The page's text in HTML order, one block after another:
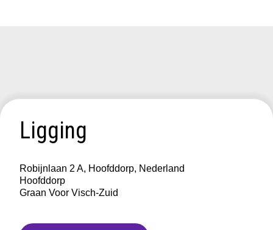
Ligging
Robijnlaan 2 A, Hoofddorp, Nederland
Hoofddorp
Graan Voor Visch-Zuid